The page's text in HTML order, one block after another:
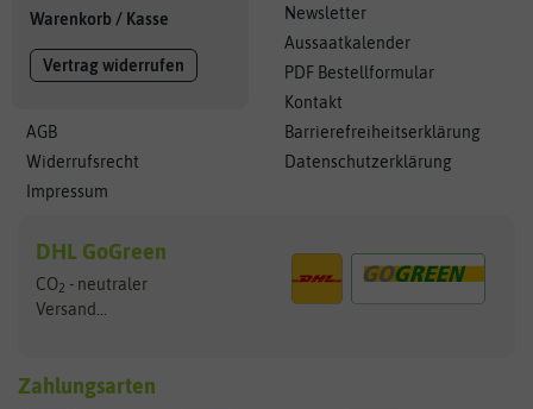
Warenkorb / Kasse
Vertrag widerrufen
AGB
Widerrufsrecht
Impressum
Newsletter
Aussaatkalender
PDF Bestellformular
Kontakt
Barrierefreiheitserklärung
Datenschutzerklärung
DHL GoGreen
CO2 - neutraler
Versand...
Zahlungsarten